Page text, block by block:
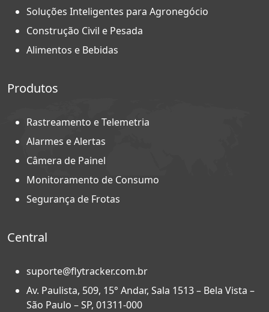
Soluções Inteligentes para Agronegócio
Construção Civil e Pesada
Alimentos e Bebidas
Produtos
Rastreamento e Telemetria
Alarmes e Alertas
Câmera de Painel
Monitoramento de Consumo
Segurança de Frotas
Central
suporte@flytracker.com.br
Av. Paulista, 509, 15° Andar, Sala 1513 – Bela Vista –
São Paulo – SP, 01311-000